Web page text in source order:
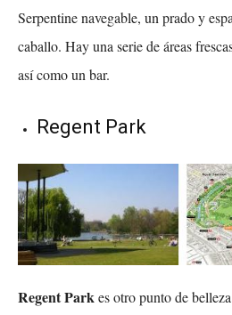
Serpentine navegable, un prado y
caballo. Hay una serie de áreas
así como un bar.
Regent Park
Regent Parkes otro punto de